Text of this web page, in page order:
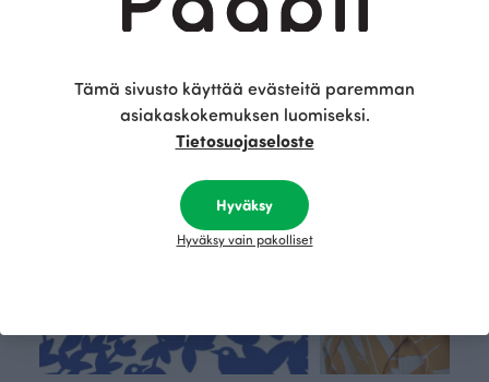
Tämä on Paapii
Tämä sivusto käyttää evästeitä paremman
asiakaskokemuksen luomiseksi.
Tietosuojaseloste
Hyväksy
Hyväksy vain pakolliset